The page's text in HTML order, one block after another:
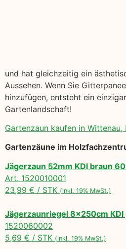
und hat gleichzeitig ein
Aussehen. Wenn Sie
hinzufügen, entsteht ein
Gartenlandschaft!
Gartenzaun kaufen in Wittenau,
Gartenzäune im
Jägerzaun 52mm KDI braun
Art. 1520010001
23,99 € / STK (inkl. 19% MwSt.)
Jägerzaunriegel 8x250cm KDI
1520060002
5,69 € / STK (inkl. 19% MwSt.)